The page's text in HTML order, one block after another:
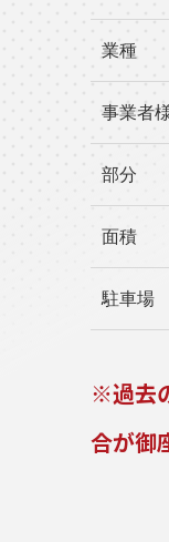
業種
事業者
部分
面積
駐車場
※過去
合が御